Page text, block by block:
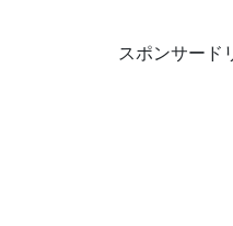
スポンサード